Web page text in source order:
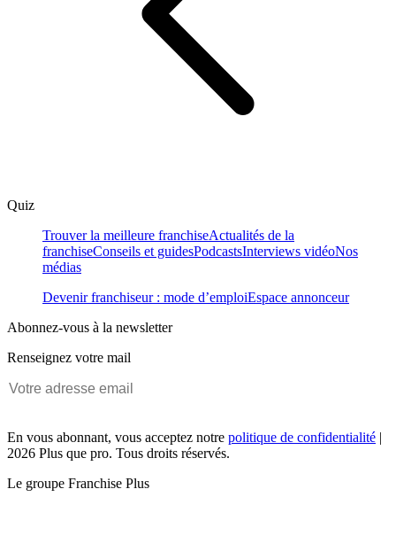
Quiz
Trouver la meilleure franchiseActualités de la
franchiseConseils et guidesPodcastsInterviews vidéoNos
médias
Devenir franchiseur : mode d’emploiEspace annonceur
Abonnez-vous à la newsletter
Renseignez votre mail
En vous abonnant, vous acceptez notre politique de confidentialité |
2026 Plus que pro. Tous droits réservés.
Le groupe Franchise Plus